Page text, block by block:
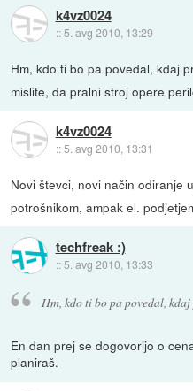
k4vz0024
:: 5. avg 2010, 13:29
Hm, kdo ti bo pa povedal, kdaj
mislite, da pralni stroj opere
k4vz0024
::5. avg 2010, 13:31
Novi števci, novi način odiranje
potrošnikom, ampak el.
techfreak :)
:: 5. avg 2010, 13:33
Hm, kdo ti bo pa povedal,
En dan prej se dogovorijo o
planiraš.